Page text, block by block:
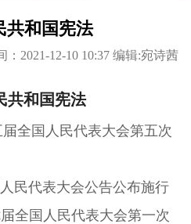
共和国宪法
：2021-12-10 10:37 编辑:宛诗茜
共和国宪法
全国人民代表大会第五次
民代表大会公告公布施行
全国人民代表大会第一次